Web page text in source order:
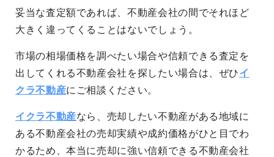
妥当な査定額であれば、不動産会社の間でそれほど
大きく違ってくることはないでしょう。
市場の相場価格を調べたい場合や信頼できる査定を
出してくれる不動産会社を探したい場合は、ぜひイ
クラ不動産にご相談ください。
イクラ不動産なら、売却したい不動産がある地域に
ある不動産会社の売却実績や成約価格がひと目でわ
かるため、本当に売却に強い信頼できる不動産会社